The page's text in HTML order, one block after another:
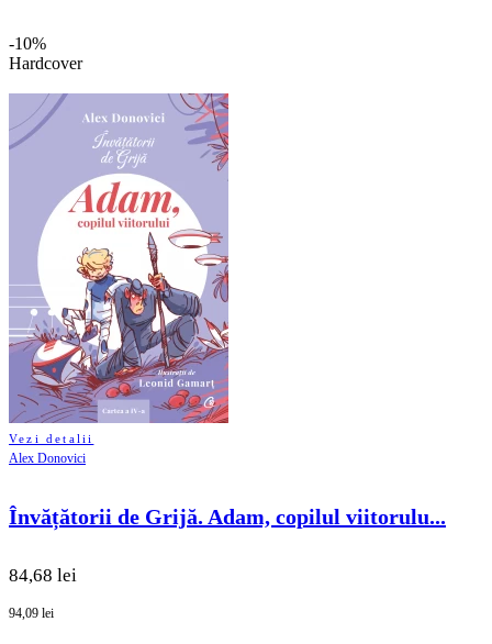
-10%
Hardcover
Vezi detalii
Alex Donovici
Învățătorii de Grijă. Adam, copilul viitorulu...
84,68 lei
94,09 lei